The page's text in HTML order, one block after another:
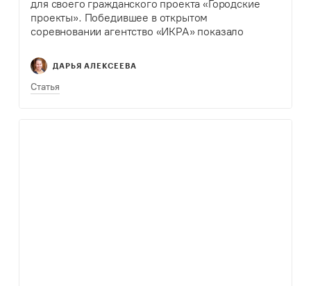
для своего гражданского проекта «Городские
проекты». Победившее в открытом
соревновании агентство «ИКРА» показало
собственным сайтом будет интересно почитать…
ДАРЬЯ АЛЕКСЕЕВА
Статья